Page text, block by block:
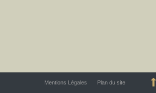
Mentions Légales Plan du site